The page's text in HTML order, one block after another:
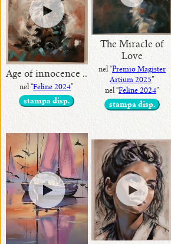
Age of innocence ..
nel “Feline 2024”
stampa disp.
The Miracle of
Love
nel “Premio Magister
Artium 2025”
nel “Feline 2024”
stampa disp.